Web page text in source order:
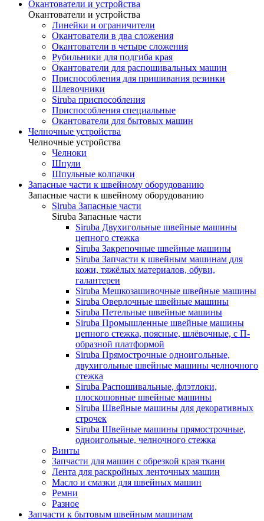
Окантователи и устройства
Окантователи и устройства
Линейки и ограничители
Окантователи в два сложения
Окантователи в четыре сложения
Рубильники для подгиба края
Окантователи для распошивальных машин
Приспособления для пришивания резинки
Шлевочники
Siruba приспособления
Приспособления специальные
Окантователи для бытовых машин
Челночные устройства
Челночные устройства
Челноки
Шпули
Шпульные колпачки
Запасные части к швейному оборудованию
Запасные части к швейному оборудованию
Siruba Запасные части
Siruba Запасные части
Siruba Двухигольные швейные машины
цепного стежка
Siruba Закрепочные швейные машины
Siruba Запчасти к швейным машинам для
кожи, тяжёлых материалов, обуви,
галантереи
Siruba Мешкозашивочные швейные машины
Siruba Оверлочные швейные машины
Siruba Петельные швейные машины
Siruba Промышленные швейные машины
цепного стежка, поясные, шлёвочные, с П-
образной платформой
Siruba Прямострочные одноигольные,
двухигольные швейные машины челночного
стежка
Siruba Распошивальные, флэтлоки,
плоскошовные швейные машины
Siruba Швейные машины для декоративных
строчек
Siruba Швейные машины прямострочные,
одноигольные, челночного стежка
Винты
Запчасти для машин с обрезкой края ткани
Лента для раскройных ленточных машин
Масло и смазки для швейных машин
Ремни
Разное
Запчасти к бытовым швейным машинам